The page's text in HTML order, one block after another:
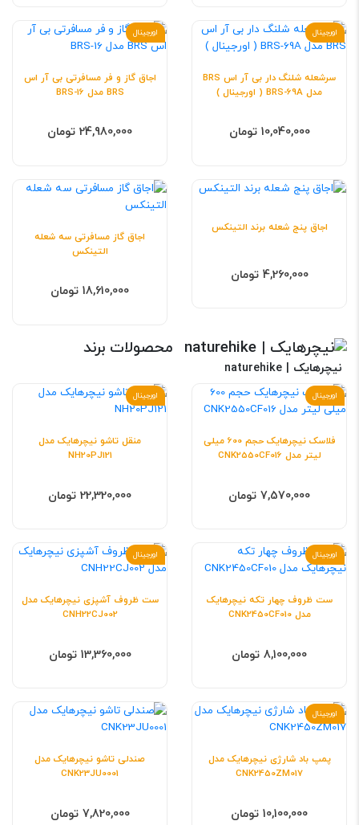
اورجینال
سرشعله شلنگ دار بی آر اس BRS
مدل BRS-69A ( اورجینال )
10,040,000 تومان
اورجینال
اجاق گاز و فر مسافرتی بی آر اس
BRS مدل BRS-16
24,980,000 تومان
اجاق پنج شعله برند التینکس
4,260,000 تومان
اجاق گاز مسافرتی سه شعله
التینکس
18,610,000 تومان
محصولات برند
نیچرهایک | naturehike
اورجینال
فلاسک نیچرهایک حجم 600 میلی
لیتر مدل CNK2550CF016
7,570,000 تومان
اورجینال
منقل تاشو نیچرهایک مدل
NH20PJ121
22,320,000 تومان
اورجینال
ست ظروف چهار تکه نیچرهایک
مدل CNK2450CF010
8,100,000 تومان
اورجینال
ست ظروف آشپزی نیچرهایک مدل
CNH22CJ002
13,360,000 تومان
اورجینال
پمپ باد شارژی نیچرهایک مدل
CNK2450ZM017
10,100,000 تومان
صندلی تاشو نیچرهایک مدل
CNK23JU0001
7,820,000 تومان